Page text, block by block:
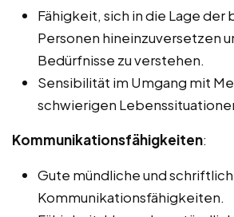
Fähigkeit, sich in die Lage der
Personen hineinzuversetzen
Bedürfnisse zu verstehen.
Sensibilität im Umgang mit
schwierigen
Kommunikationsfähigkeiten:
Gute mündliche und
Kommunikationsfähigkeiten.